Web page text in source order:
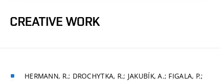
CREATIVE WORK
HERMANN, R.; DROCHYTKA, R.; JAKUBÍK, A.; FIGALA, P.;